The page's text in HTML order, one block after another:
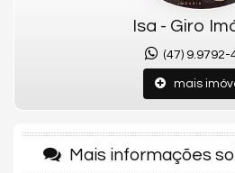
- Hidromassagem
Isa - Giro
(47) 9.9792-
mais
Mais informações